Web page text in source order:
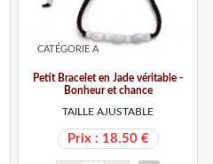
CATÉGORIE A
Petit Bracelet en Jade véritable -
Bonheur et chance
TAILLE AJUSTABLE
Prix : 18.50 €